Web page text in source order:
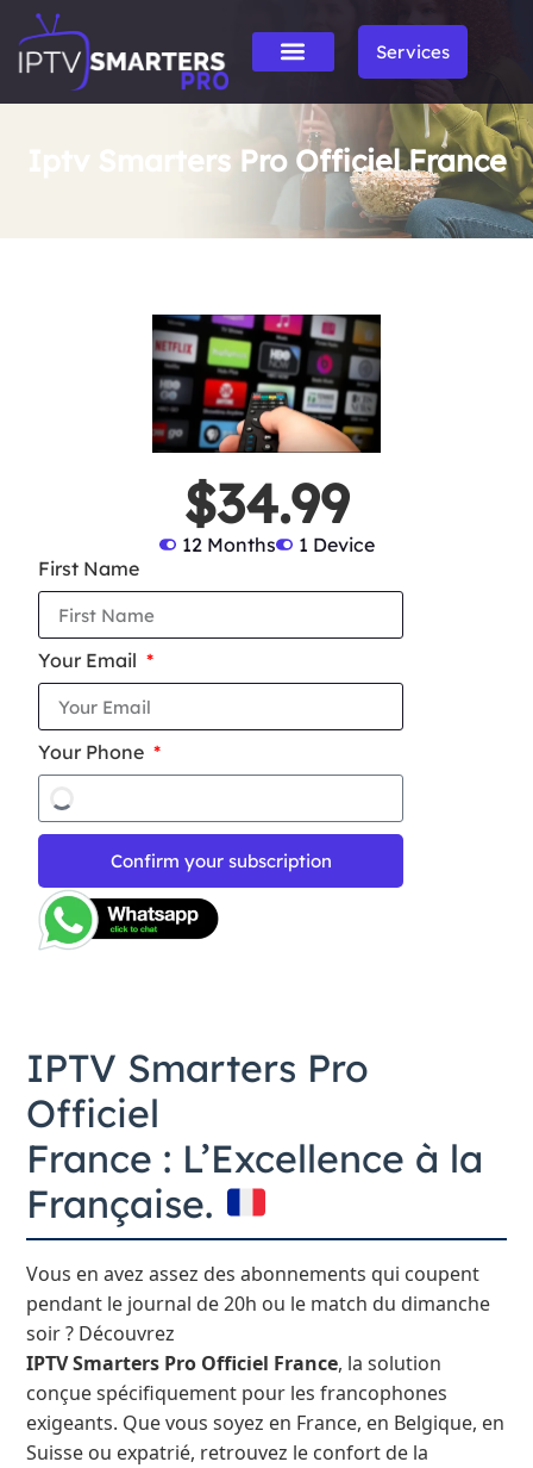
Services
Iptv Smarters Pro Officiel France
$34.99
12 Months
1 Device
First Name
Your Email
Your Phone
Confirm your subscription
IPTV Smarters Pro
Officiel
France : L’Excellence à la
Française.
Vous en avez assez des abonnements qui coupent
pendant le journal de 20h ou le match du dimanche
soir ? Découvrez
IPTV Smarters Pro Officiel France, la solution
conçue spécifiquement pour les francophones
exigeants. Que vous soyez en France, en Belgique, en
Suisse ou expatrié, retrouvez le confort de la